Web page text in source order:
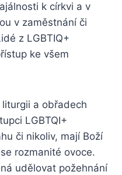
k církvi a v
v zaměstnání či
z LGBTIQ+
ke všem
a obřadech
LGBTQI+
či nikoliv, mají Boží
rozmanité ovoce.
udělovat požehnání